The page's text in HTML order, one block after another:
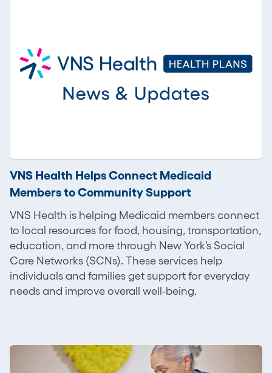
VNS Health Helps Connect Medicaid
Members to Community Support
VNS Health is helping Medicaid members connect
to local resources for food, housing, transportation,
education, and more through New York’s Social
Care Networks (SCNs). These services help
individuals and families get support for everyday
needs and improve overall well-being.